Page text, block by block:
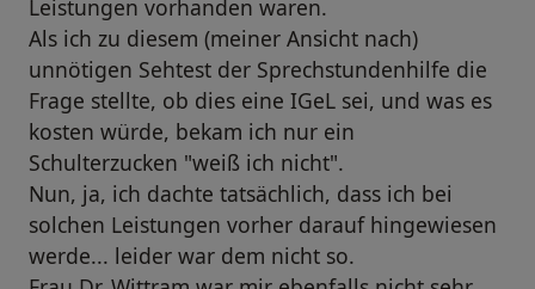
Leistungen vorhanden waren.
Als ich zu diesem (meiner Ansicht nach)
unnötigen Sehtest der Sprechstundenhilfe die
Frage stellte, ob dies eine IGeL sei, und was es
kosten würde, bekam ich nur ein
Schulterzucken "weiß ich nicht".
Nun, ja, ich dachte tatsächlich, dass ich bei
solchen Leistungen vorher darauf hingewiesen
werde... leider war dem nicht so.